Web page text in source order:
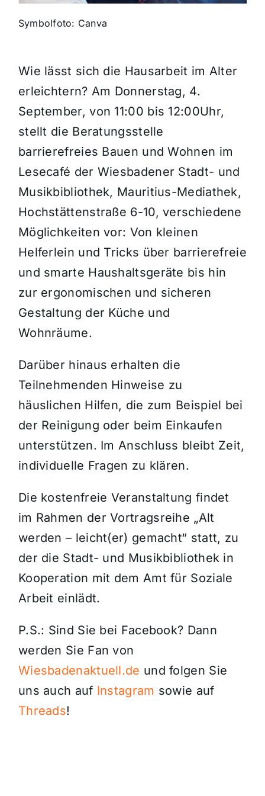
Themen und Termine
Gewinnspiele
Symbolfoto: Canva
Wie lässt sich die Hausarbeit im Alter
erleichtern? Am Donnerstag, 4.
September, von 11:00 bis 12:00Uhr,
stellt die Beratungsstelle
barrierefreies Bauen und Wohnen im
Lesecafé der Wiesbadener Stadt- und
Musikbibliothek, Mauritius-Mediathek,
Hochstättenstraße 6-10, verschiedene
Möglichkeiten vor: Von kleinen
Helferlein und Tricks über barrierefreie
und smarte Haushaltsgeräte bis hin
zur ergonomischen und sicheren
Gestaltung der Küche und
Wohnräume.
Darüber hinaus erhalten die
Teilnehmenden Hinweise zu
häuslichen Hilfen, die zum Beispiel bei
der Reinigung oder beim Einkaufen
unterstützen. Im Anschluss bleibt Zeit,
individuelle Fragen zu klären.
Die kostenfreie Veranstaltung findet
im Rahmen der Vortragsreihe „Alt
werden – leicht(er) gemacht“ statt, zu
der die Stadt- und Musikbibliothek in
Kooperation mit dem Amt für Soziale
Arbeit einlädt.
P.S.: Sind Sie bei Facebook? Dann
werden Sie Fan von
Wiesbadenaktuell.de und folgen Sie
uns auch auf Instagram sowie auf
Threads!